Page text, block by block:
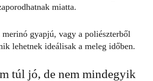
miatta.
gyapjú, vagy a poliészterből
lehetnek ideálisak a meleg időben.
túl jó, de nem mindegyik